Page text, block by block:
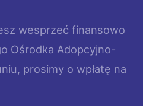
wesprzeć finansowo
Ośrodka Adopcyjno-
prosimy o wpłatę na